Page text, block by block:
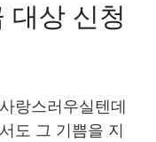
대상 신청
랑스러우실텐데
도 그 기쁨을 지